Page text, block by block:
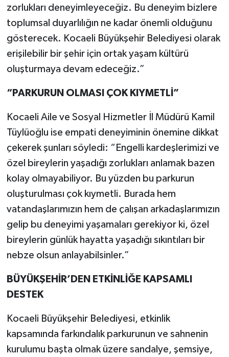
zorlukları deneyimleyeceğiz. Bu deneyim bizlere
toplumsal duyarlılığın ne kadar önemli olduğunu
gösterecek. Kocaeli Büyükşehir Belediyesi olarak
erişilebilir bir şehir için ortak yaşam kültürü
oluşturmaya devam edeceğiz.”
“PARKURUN OLMASI ÇOK KIYMETLİ”
Kocaeli Aile ve Sosyal Hizmetler İl Müdürü Kamil
Tüylüoğlu ise empati deneyiminin önemine dikkat
çekerek şunları söyledi: “Engelli kardeşlerimizi ve
özel bireylerin yaşadığı zorlukları anlamak bazen
kolay olmayabiliyor. Bu yüzden bu parkurun
oluşturulması çok kıymetli. Burada hem
vatandaşlarımızın hem de çalışan arkadaşlarımızın
gelip bu deneyimi yaşamaları gerekiyor ki, özel
bireylerin günlük hayatta yaşadığı sıkıntıları bir
nebze olsun anlayabilsinler.”
BÜYÜKŞEHİR’DEN ETKİNLİĞE KAPSAMLI
DESTEK
Kocaeli Büyükşehir Belediyesi, etkinlik
kapsamında farkındalık parkurunun ve sahnenin
kurulumu başta olmak üzere sandalye, şemsiye,